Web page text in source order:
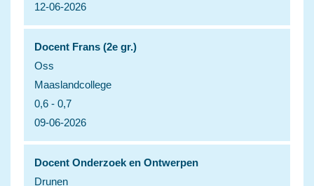
12-06-2026
Docent Frans (2e gr.)
Oss
Maaslandcollege
0,6 - 0,7
09-06-2026
Docent Onderzoek en Ontwerpen
Drunen